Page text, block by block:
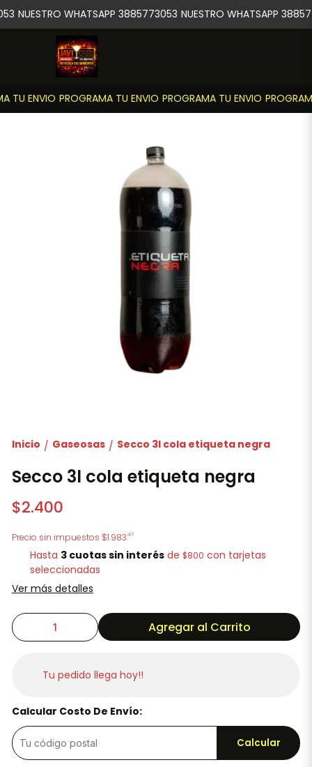
TU ENVIO PROGRAMA TU ENVIO PROGRAMA TU ENVIO
NUESTRO WHATSAPP 3885773053 NUESTRO WHATSAPP
Inicio / Gaseosas / Secco 3l cola etiqueta negra
Secco 3l cola etiqueta negra
$2.400
Precio sin impuestos $1.98347
Hasta 3 cuotas sin interésde $800 con tarjetas
seleccionadas
Ver más detalles
Agregar al Carrito
Tu pedido llega hoy!!
Calcular Costo De Envío:
Calcular